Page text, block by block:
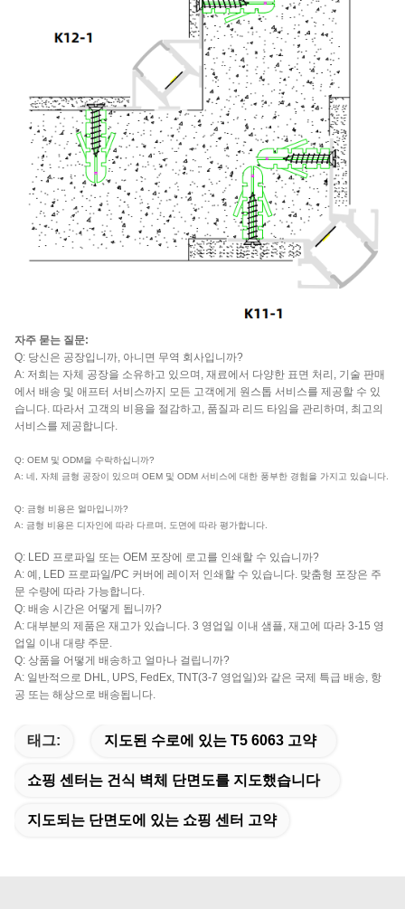
자주 묻는 질문:
Q: 당신은 공장입니까, 아니면 무역 회사입니까?
A: 저희는 자체 공장을 소유하고 있으며, 재료에서 다양한 표면 처리, 기술 판매
에서 배송 및 애프터 서비스까지 모든 고객에게 원스톱 서비스를 제공할 수 있
습니다. 따라서 고객의 비용을 절감하고, 품질과 리드 타임을 관리하며, 최고의
서비스를 제공합니다.
Q: OEM 및 ODM을 수락하십니까?
A: 네, 자체 금형 공장이 있으며 OEM 및 ODM 서비스에 대한 풍부한 경험을 가지고 있습니다.
Q: 금형 비용은 얼마입니까?
A: 금형 비용은 디자인에 따라 다르며, 도면에 따라 평가합니다.
Q: LED 프로파일 또는 OEM 포장에 로고를 인쇄할 수 있습니까?
A: 예, LED 프로파일/PC 커버에 레이저 인쇄할 수 있습니다. 맞춤형 포장은 주
문 수량에 따라 가능합니다.
Q: 배송 시간은 어떻게 됩니까?
A: 대부분의 제품은 재고가 있습니다. 3 영업일 이내 샘플, 재고에 따라 3-15 영
업일 이내 대량 주문.
Q: 상품을 어떻게 배송하고 얼마나 걸립니까?
A: 일반적으로 DHL, UPS, FedEx, TNT(3-7 영업일)와 같은 국제 특급 배송, 항
공 또는 해상으로 배송됩니다.
태그: 지도된 수로에 있는 T5 6063 고약
쇼핑 센터는 건식 벽체 단면도를 지도했습니다
지도되는 단면도에 있는 쇼핑 센터 고약